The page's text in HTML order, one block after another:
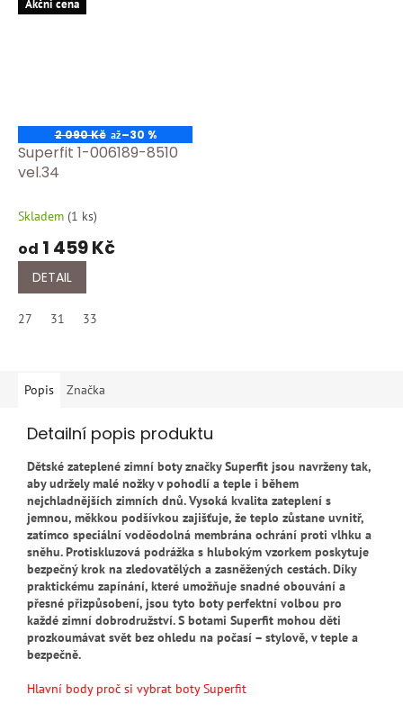
Akčni cena
2 090 Kč až–30 %
Superfit 1-006189-8510
vel.34
Skladem (1 ks)
od 1 459 Kč
DETAIL
27 31 33
Popis Značka
Detailní popis produktu
Dětské zateplené zimní boty značky Superfit jsou navrženy tak,
aby udržely malé nožky v pohodlí a teple i během
nejchladnějších zimních dnů. Vysoká kvalita zateplení s
jemnou, měkkou podšívkou zajišťuje, že teplo zůstane uvnitř,
zatímco speciální voděodolná membrána ochrání proti vlhku a
sněhu. Protiskluzová podrážka s hlubokým vzorkem poskytuje
bezpečný krok na zledovatělých a zasněžených cestách. Díky
praktickému zapínání, které umožňuje snadné obouvání a
přesné přizpůsobení, jsou tyto boty perfektní volbou pro
každé zimní dobrodružství. S botami Superfit mohou děti
prozkoumávat svět bez ohledu na počasí – stylově, v teple a
bezpečně.
Hlavní body proč si vybrat boty Superfit